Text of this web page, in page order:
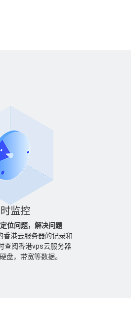
监控
位问题，解决问题
香港云服务器的记录和
查阅香港vps云服务器
盘，带宽等数据。